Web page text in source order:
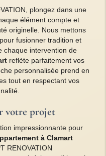
plongez dans une
élément compte et
originelle. Nous mettons
fusionner tradition et
chaque intervention de
reflète parfaitement vos
personnalisée prend en
tout en respectant vos
votre projet
impressionnante pour
à Clamart
RENOVATION